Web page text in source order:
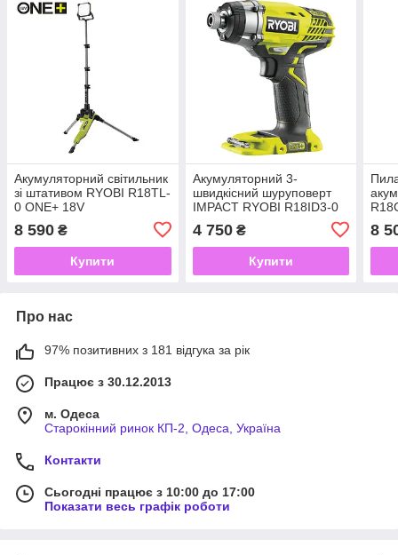
Акумуляторний світильник
зі штативом RYOBI R18TL-
0 ONE+ 18V
8 590 ₴
Купити
Акумуляторний 3-
швидкісний шуруповерт
IMPACT RYOBI R18ID3-0
4 750₴
Купити
8
Про нас
97% позитивних з 181 відгука за рік
Працює з 30.12.2013
м. Одеса
Старокінний ринок КП-2, Одеса, Україна
Контакти
Сьогодні працює з 10:00 до 17:00
Показати весь графік роботи